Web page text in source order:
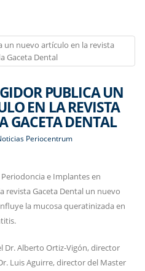
PUBLICA UN
EN LA REVISTA
GACETA DENTAL
Periocentrum
Periodoncia e Implantes en
revista Gaceta Dental un nuevo
la mucosa queratinizada en
Dr. Alberto Ortiz-Vigón, director
Luis Aguirre, director del Master